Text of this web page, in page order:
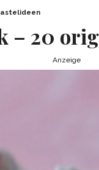
– 20
Anzeige